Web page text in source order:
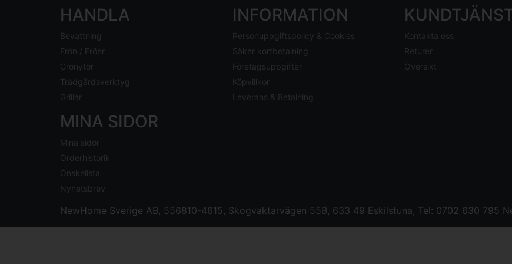
HANDLA
Bevattning
Frön / Fröer
Grönytor
Trädgårdsverktyg
Grillar
INFORMATION
Personuppgiftspolicy & Cookies
Säker kortbetalning
Företagsuppgifter
Köpvillkor
Leverans & Betalning
Kontakta oss
Returer
Översikt
MINA SIDOR
Mina sidor
Orderhistorik
Önskelista
Nyhetsbrev
NewHome Sverige AB , 556810-4615, Skogvaktarvägen 55B, 633 49 Eskilstuna, Tel: 0702 630 795